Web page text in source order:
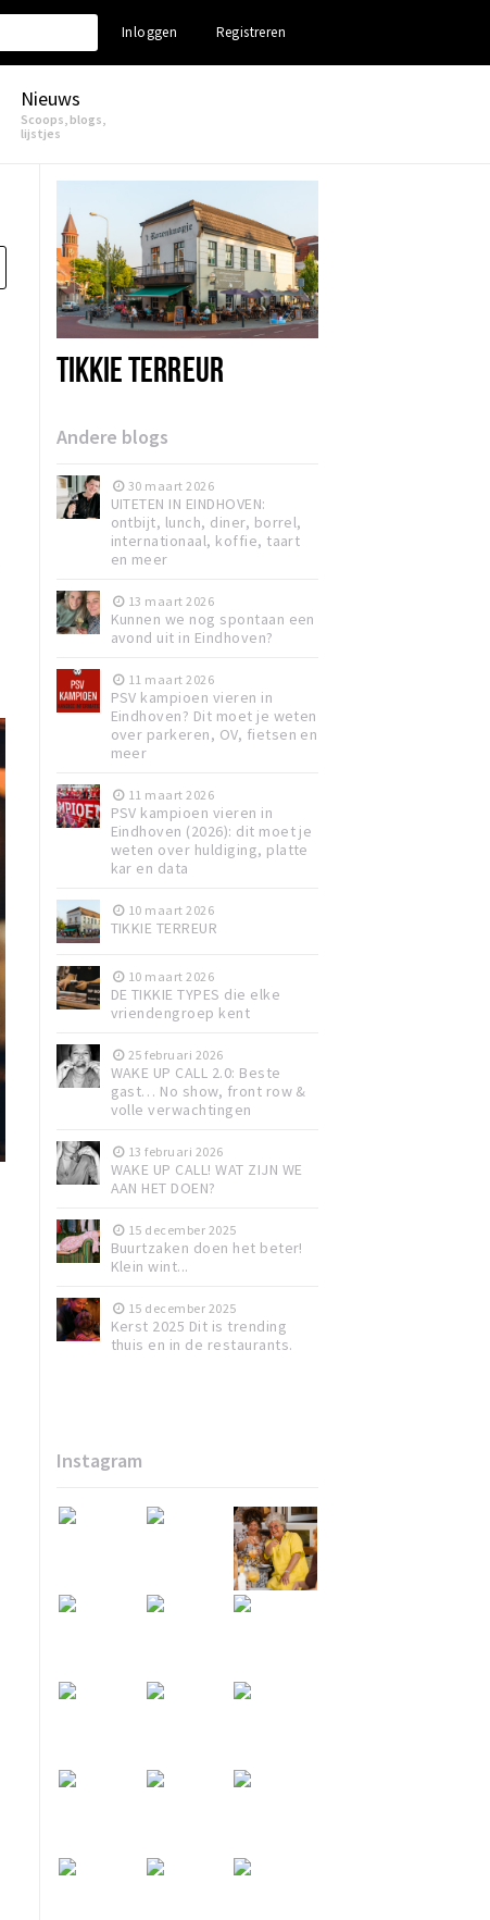
Inloggen Registreren
Nieuws
Scoops, blogs,
lijstjes
TIKKIE TERREUR
Andere blogs
30 maart 2026
UITETEN IN EINDHOVEN:
ontbijt, lunch, diner, borrel,
internationaal, koffie, taart
en meer
13 maart 2026
Kunnen we nog spontaan een
avond uit in Eindhoven?
11 maart 2026
PSV kampioen vieren in
Eindhoven? Dit moet je weten
over parkeren, OV, fietsen en
meer
11 maart 2026
PSV kampioen vieren in
Eindhoven (2026): dit moet je
weten over huldiging, platte
kar en data
10 maart 2026
TIKKIE TERREUR
10 maart 2026
DE TIKKIE TYPES die elke
vriendengroep kent
25 februari 2026
WAKE UP CALL 2.0: Beste
gast… No show, front row &
volle verwachtingen
13 februari 2026
WAKE UP CALL! WAT ZIJN WE
AAN HET DOEN?
15 december 2025
Buurtzaken doen het beter!
Klein wint...
15 december 2025
Kerst 2025 Dit is trending
thuis en in de restaurants.
Instagram